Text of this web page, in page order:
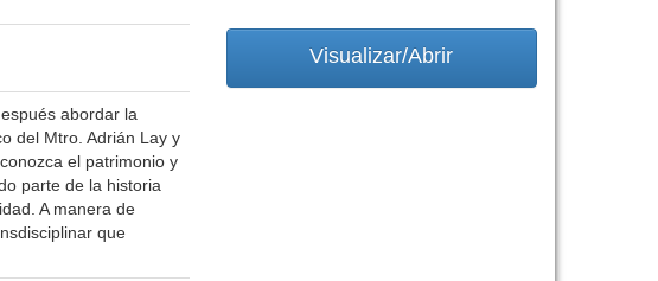
abordar la
del Mtro. Adrián Lay y
el patrimonio y
parte de la historia
A manera de
que
Visualizar/Abrir